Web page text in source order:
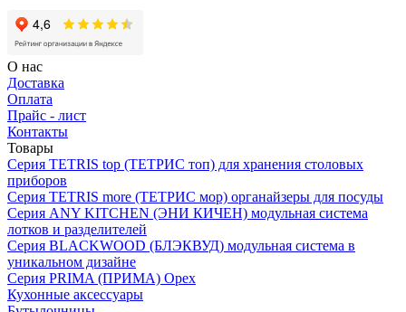
О нас
Доставка
Оплата
Прайс - лист
Контакты
Товары
Серия TETRIS top (ТЕТРИС топ) для хранения столовых
приборов
Серия TETRIS more (ТЕТРИС мор) органайзеры для посуды
Серия ANY KITCHEN (ЭНИ КИЧЕН) модульная система
лотков и разделителей
Серия BLACKWOOD (БЛЭКВУД) модульная система в
уникальном дизайне
Серия PRIMA (ПРИМА) Орех
Кухонные аксессуары